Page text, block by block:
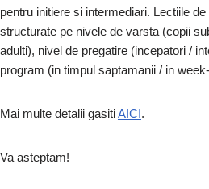
pentru initiere si intermediari. Lectiile
structurate pe nivele de varsta (copii
adulti), nivel de pregatire (incepatori /
program (in timpul saptamanii / in
Mai multe detalii gasitiAICI.
Va asteptam!